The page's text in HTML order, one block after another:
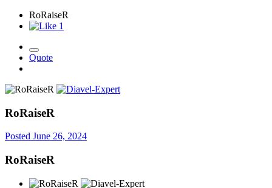
RoRaiseR
1
Quote
RoRaiseR
Posted June 26, 2024
RoRaiseR